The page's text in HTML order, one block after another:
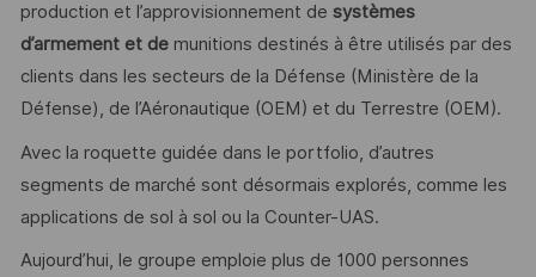
production et l’approvisionnement de systèmes
d’armement et demunitions destinés à être utilisés par des
clients dans les secteurs de la Défense (Ministère de la
Défense), de l’Aéronautique (OEM) et du Terrestre (OEM).
Avec la roquette guidée dans le portfolio, d’autres
segments de marché sont désormais explorés, comme les
applications de sol à sol ou la Counter-UAS.
Aujourd’hui, le groupe emploie plus de 1000 personnes